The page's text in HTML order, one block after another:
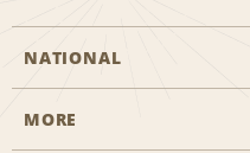
NATIONAL
Start a Reservation
MORE